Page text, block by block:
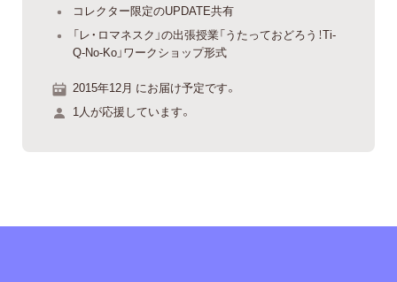
コレクター限定のUPDATE共有
「レ・ロマネスク」の出張授業「うたっておどろう！Ti-
Q-No-Ko」ワークショップ形式
2015年12月 にお届け予定です。
1人が応援しています。